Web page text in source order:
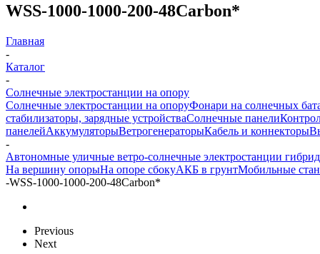
WSS-1000-1000-200-48Carbon*
Главная
-
Каталог
-
Солнечные электростанции на опору
Солнечные электростанции на опоруФонари на солнечных
стабилизаторы, зарядные устройстваСолнечные панели
панелейАккумуляторыВетрогенераторыКабель и коннекторы
-
Автономные уличные ветро-солнечные электростанции
На вершину опорыНа опоре сбокуАКБ в грунтМобильные
-WSS-1000-1000-200-48Carbon*
Previous
Next